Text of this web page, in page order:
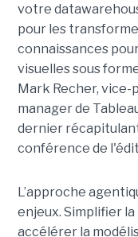
votre
pour les
connaissances
visuelles sous
Mark Recher,
manager de
dernier
conférence de
L’approche
enjeux. Simplifier
accélérer la